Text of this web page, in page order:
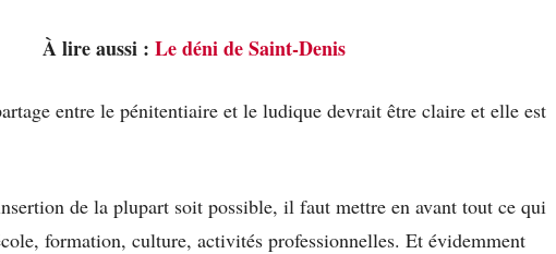
À lire aussi : Le déni de Saint-Denis
entre le pénitentiaire et le ludique devrait être claire et elle est
de la plupart soit possible, il faut mettre en avant tout ce qui
formation, culture, activités professionnelles. Et évidemment